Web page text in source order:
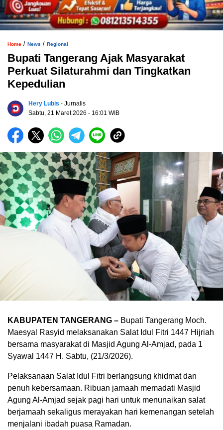
Home / News / Regional
Bupati Tangerang Ajak Masyarakat
Perkuat Silaturahmi dan Tingkatkan
Kepedulian
Hery Lubis - Jurnalis
Sabtu, 21 Maret 2026 - 16:01 WIB
KABUPATEN TANGERANG – Bupati Tangerang Moch.
Maesyal Rasyid melaksanakan Salat Idul Fitri 1447 Hijriah
bersama masyarakat di Masjid Agung Al-Amjad, pada 1
Syawal 1447 H. Sabtu, (21/3/2026).
Pelaksanaan Salat Idul Fitri berlangsung khidmat dan
penuh kebersamaan. Ribuan jamaah memadati Masjid
Agung Al-Amjad sejak pagi hari untuk menunaikan salat
berjamaah sekaligus merayakan hari kemenangan setelah
menjalani ibadah puasa Ramadan.